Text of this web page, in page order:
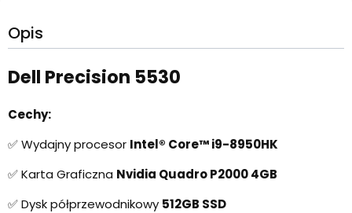
Opis
Dell Precision 5530
Cechy:
✅ Wydajny procesor Intel® Core™ i9-8950HK
✅ Karta Graficzna Nvidia Quadro P2000 4GB
✅ Dysk półprzewodnikowy 512GB SSD